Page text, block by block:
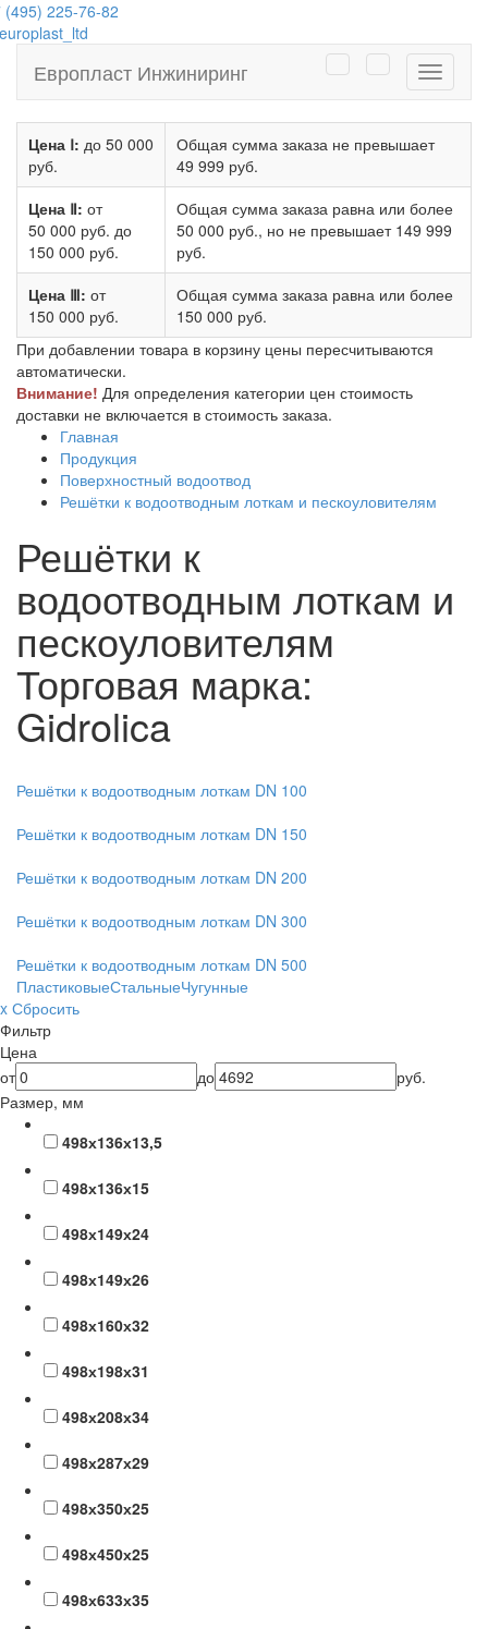
(495) 225-76-82
Европласт Инжиниринг
Цена Ⅰ: до 50 000
руб.
Общая сумма заказа не превышает
49 999 руб.
Цена Ⅱ: от
50 000 руб. до
150 000 руб.
Общая сумма заказа равна или более
50 000 руб., но не превышает 149 999
руб.
Цена Ⅲ: от
150 000 руб.
Общая сумма заказа равна или более
150 000 руб.
При добавлении товара в корзину цены пересчитываются
автоматически.
Внимание! Для определения категории цен стоимость
доставки не включается в стоимость заказа.
Главная
Продукция
Поверхностный водоотвод
Решётки к водоотводным лоткам и пескоуловителям
Решётки к
водоотводным лоткам и
пескоуловителям
Торговая марка:
Gidrolica
Решётки к водоотводным лоткам DN 100
Решётки к водоотводным лоткам DN 150
Решётки к водоотводным лоткам DN 200
Решётки к водоотводным лоткам DN 300
Решётки к водоотводным лоткам DN 500
ПластиковыеСтальныеЧугунные
x Сбросить
Фильтр
Цена
от
до
руб.
Размер, мм
498х136х13,5
498х136х15
498х149х24
498х149х26
498х160х32
498х198х31
498х208х34
498х287х29
498х350х25
498х450х25
498х633х35